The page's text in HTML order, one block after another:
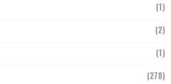
(1)
(2)
(1)
(278)